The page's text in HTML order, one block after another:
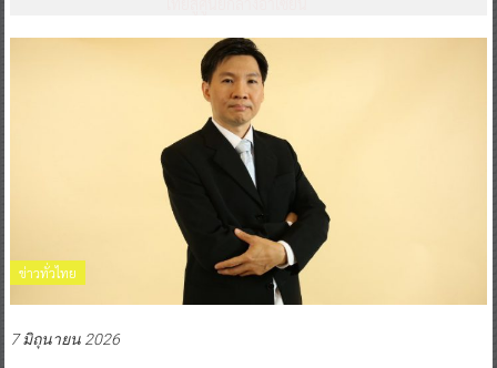
ข่าวทั่วไทย
7 มิถุนายน 2026